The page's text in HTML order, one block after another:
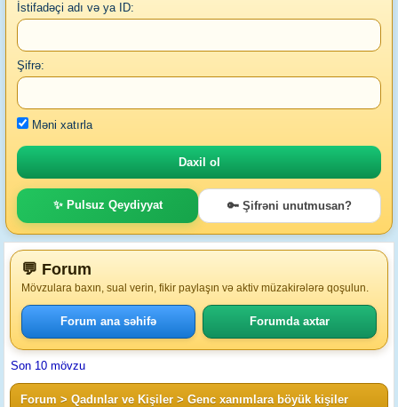
İstifadəçi adı və ya ID:
Şifrə:
Məni xatırla
✨ Pulsuz Qeydiyyat 🔑 Şifrəni unutmusan?
💬 Forum
Mövzulara baxın, sual verin, fikir paylaşın və aktiv müzakirələrə qoşulun.
Forum ana səhifə Forumda axtar
Son 10 mövzu
Forum > Qadınlar ve Kişiler > Genc xanımlara böyük kişiler